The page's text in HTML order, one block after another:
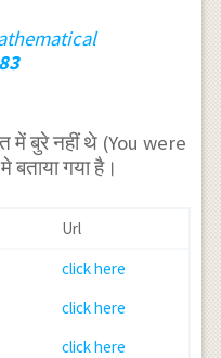
में बुरे नहीं थे (You were
गया है।
Url
click here
click here
click here